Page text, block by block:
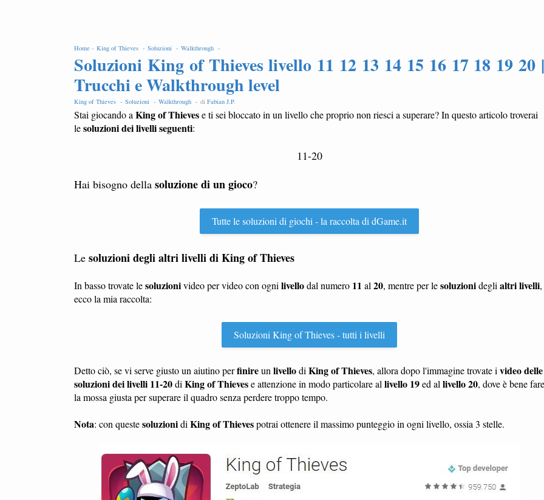
Home - King of Thieves - Soluzioni - Walkthrough -
Soluzioni King of Thieves livello 11 12 13 14 15 16 17 18 19 20 |
Trucchi e Walkthrough level
King of Thieves - Soluzioni - Walkthrough - di Fabian J.P.
Stai giocando a King of Thievese ti sei bloccato in un livello che proprio non riesci a superare? In questo articolo troverai
lesoluzioni dei livelli seguenti:
11-20
Hai bisogno della soluzione di un gioco?
Tutte le soluzioni di giochi - la raccolta di dGame.it
Le soluzioni degli altri livelli di King of Thieves
In basso trovate lesoluzionivideo per video con ogni livellodal numero 11 al 20, mentre per lesoluzionidegli altri livelli,
ecco la mia raccolta:
Soluzioni King of Thieves - tutti i livelli
Detto ciò, se vi serve giusto un aiutino perfinireun livellodi King of Thieves, allora dopo l'immagine trovate i video delle
soluzioni dei livelli 11-20di King of Thievese attenzione in modo particolare al livello 19ed al livello 20, dove è bene fare
la mossa giusta per superare il quadro senza perdere troppo tempo.
Nota: con questesoluzionidi King of Thievespotrai ottenere il massimo punteggio in ogni livello, ossia 3 stelle.